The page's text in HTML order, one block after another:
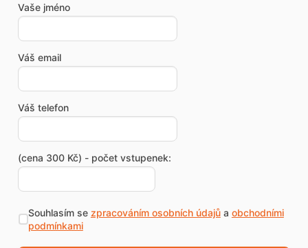
Vaše jméno
Váš email
Váš telefon
(cena 300 Kč) - počet vstupenek:
Souhlasím se zpracováním osobních údajůa obchodními
podmínkami